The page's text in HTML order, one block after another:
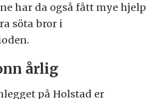
har da også fått mye hjelp
söta bror i
årlig
på Holstad er